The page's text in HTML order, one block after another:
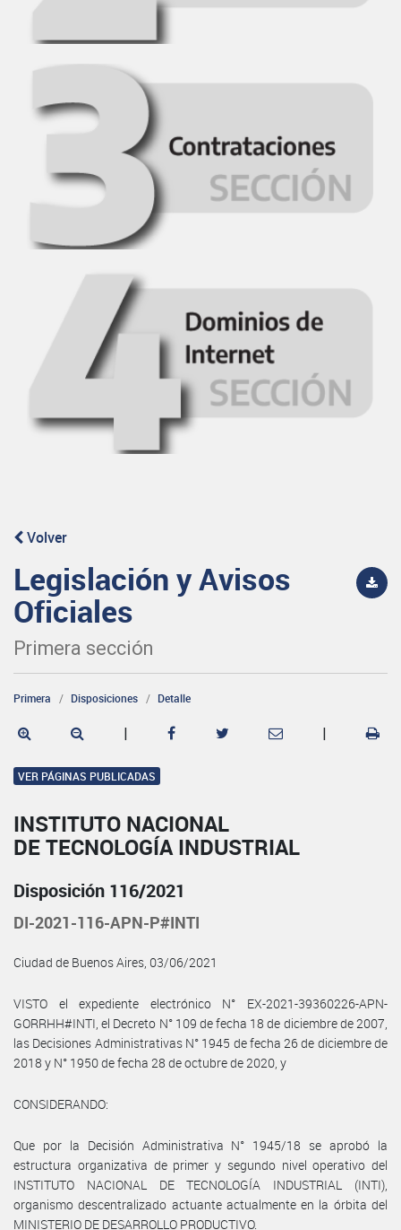
Volver
Legislación y Avisos
Oficiales
Primera sección
Primera Disposiciones Detalle
| |
VER PÁGINAS PUBLICADAS
INSTITUTO NACIONAL
DE TECNOLOGÍA INDUSTRIAL
Disposición 116/2021
DI-2021-116-APN-P#INTI
Ciudad de Buenos Aires, 03/06/2021
VISTO el expediente electrónico N° EX-2021-39360226-APN-
GORRHH#INTI, el Decreto N° 109 de fecha 18 de diciembre de 2007,
las Decisiones Administrativas N° 1945 de fecha 26 de diciembre de
2018 y N° 1950 de fecha 28 de octubre de 2020, y
CONSIDERANDO:
Que por la Decisión Administrativa N° 1945/18 se aprobó la
estructura organizativa de primer y segundo nivel operativo del
INSTITUTO NACIONAL DE TECNOLOGÍA INDUSTRIAL (INTI),
organismo descentralizado actuante actualmente en la órbita del
MINISTERIO DE DESARROLLO PRODUCTIVO.